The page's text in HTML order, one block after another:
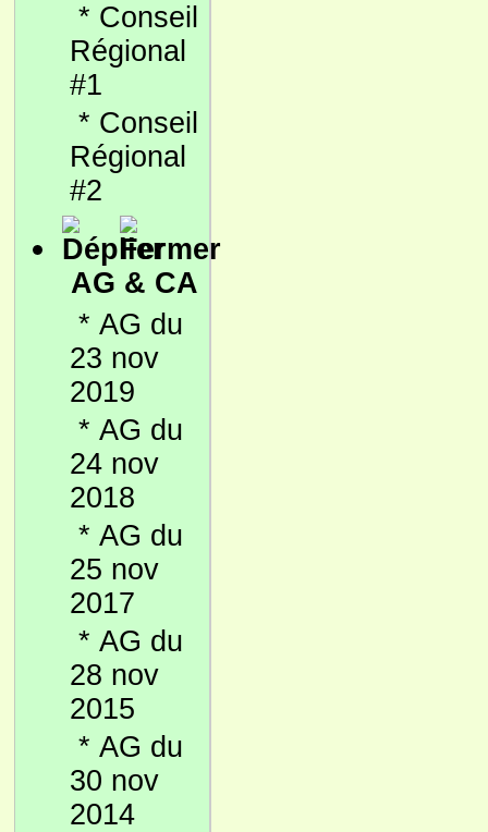
* Conseil
Régional
#1
* Conseil
Régional
#2
AG & CA
* AG du
23 nov
2019
* AG du
24 nov
2018
* AG du
25 nov
2017
* AG du
28 nov
2015
* AG du
30 nov
2014